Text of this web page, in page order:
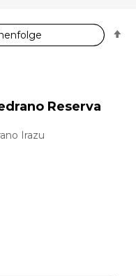
Reserva
Irazu